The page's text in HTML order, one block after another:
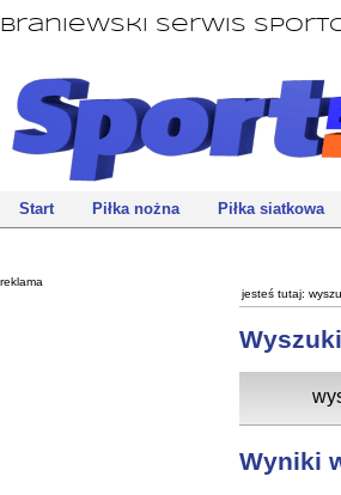
Braniewski Serwis
Start Piłka nożna Piłka siatkowa
reklama
jesteś tutaj:
Wyniki